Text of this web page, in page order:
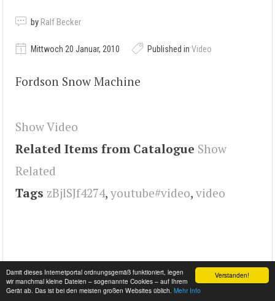
Verstanden!
Damit dieses Internetportal ordnungsgemäß funktioniert, legen
wir manchmal kleine Dateien – sogenannte Cookies – auf Ihrem
Gerät ab. Das ist bei den meisten großen Websites üblich. Mehr Info
by Ralf Becker
Mittwoch 20 Januar, 2010 Published in Video
Fordson Snow Machine
Show Video
Related Items from Catalogue Show
Related
Tags zBjlSJf4274, youtube#video, video